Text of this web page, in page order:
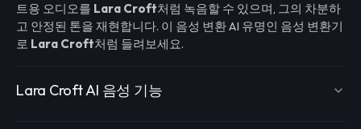
트용 오디오를 Lara Croft처럼 녹음할 수 있으며, 그의 차분하
고 안정된 톤을 재현합니다. 이 음성 변환 AI 유명인 음성 변환기
로 Lara Croft처럼 들려보세요.
Lara Croft AI 음성 기능